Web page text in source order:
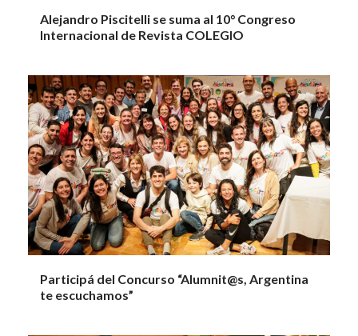
Alejandro Piscitelli se suma al 10° Congreso
Internacional de Revista COLEGIO
Participá del Concurso “Alumnit@s, Argentina
te escuchamos”